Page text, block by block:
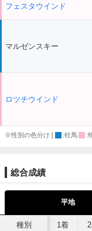
フェスタウインド
マルゼンスキー
ロツチウインド
※性別の色分け [ :牡馬 :
総合成績
平地
種別 1着